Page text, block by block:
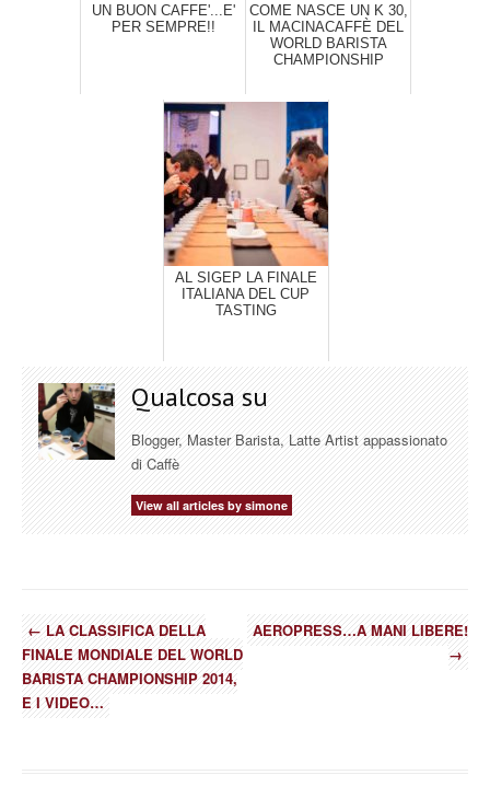
UN BUON CAFFE'...E'
PER SEMPRE!!
COME NASCE UN K 30,
IL MACINACAFFÈ DEL
WORLD BARISTA
CHAMPIONSHIP
AL SIGEP LA FINALE
ITALIANA DEL CUP
TASTING
Qualcosa su
Blogger, Master Barista, Latte Artist appassionato
di Caffè
View all articles by simone
←LA CLASSIFICA DELLA
FINALE MONDIALE DEL WORLD
BARISTA CHAMPIONSHIP 2014,
E I VIDEO…
AEROPRESS…A MANI LIBERE!
→